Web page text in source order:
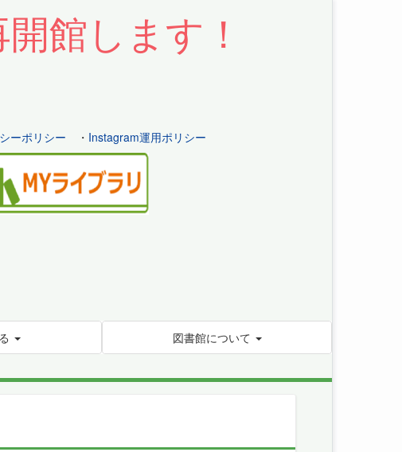
館します！
ーポリシー ・ Instagram運用ポリシー
図書館について